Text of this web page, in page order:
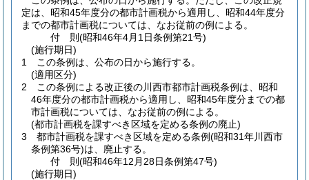
定は、昭和45年度分の都市計画税から適用し、昭和44年度分
までの都市計画税については、なお従前の例による。
付 則(昭和46年4月1日条例第21号)
(施行期日)
1
この条例は、公布の日から施行する。
(適用区分)
2
この条例による改正後の川西市都市計画税条例は、昭和
46年度分の都市計画税から適用し、昭和45年度分までの都
市計画税については、なお従前の例による。
(都市計画税を課すべき区域を定める条例の廃止)
3
都市計画税を課すべき区域を定める条例(昭和31年川西市
条例第36号)は、廃止する。
付 則(昭和46年12月28日条例第47号)
(施行期日)